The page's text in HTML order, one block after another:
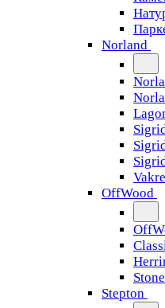
Norland
Vakre
OffWood
Stepton